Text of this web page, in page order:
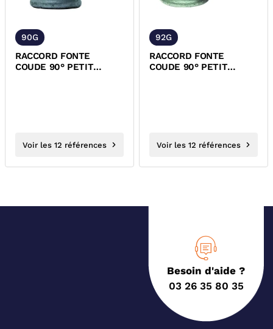
90G
RACCORD FONTE
COUDE 90° PETIT
Voir les 12 références
92G
RACCORD FONTE
COUDE 90° PETIT
Voir les 12 références
Besoin d'aide ?
03 26 35 80 35